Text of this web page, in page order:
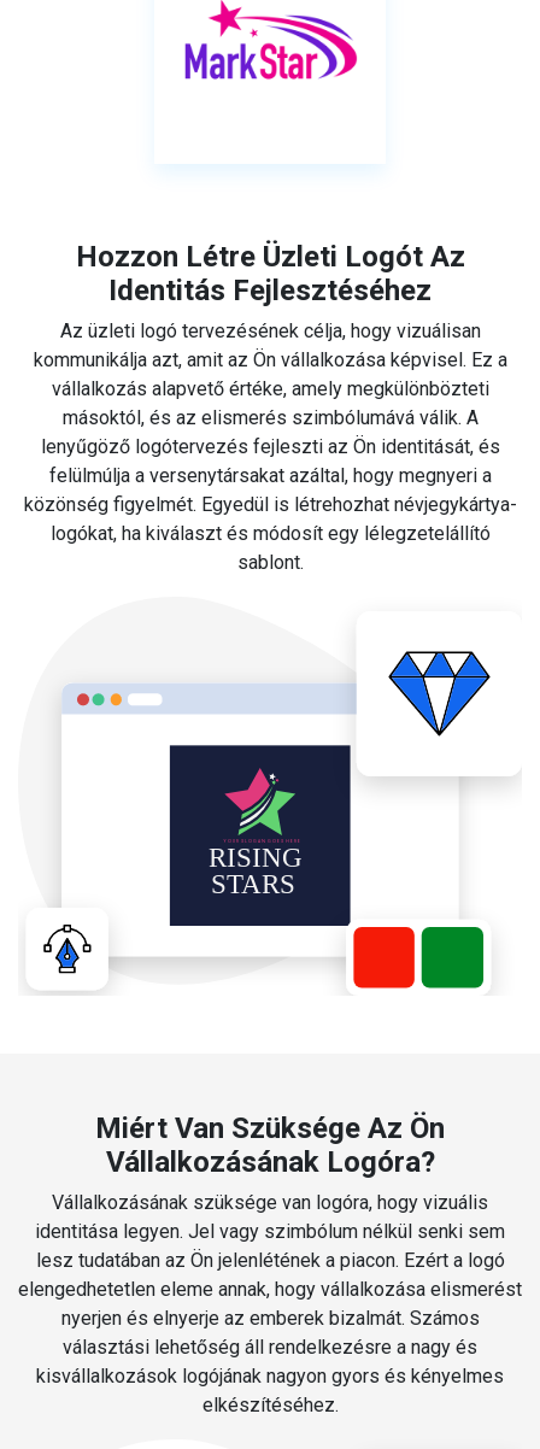
Hozzon Létre Üzleti Logót Az
Identitás Fejlesztéséhez
Az üzleti logó tervezésének célja, hogy vizuálisan
kommunikálja azt, amit az Ön vállalkozása képvisel. Ez a
vállalkozás alapvető értéke, amely megkülönbözteti
másoktól, és az elismerés szimbólumává válik. A
lenyűgöző logótervezés fejleszti az Ön identitását, és
felülmúlja a versenytársakat azáltal, hogy megnyeri a
közönség figyelmét. Egyedül is létrehozhat névjegykártya-
logókat, ha kiválaszt és módosít egy lélegzetelállító
sablont.
Miért Van Szüksége Az Ön
Vállalkozásának Logóra?
Vállalkozásának szüksége van logóra, hogy vizuális
identitása legyen. Jel vagy szimbólum nélkül senki sem
lesz tudatában az Ön jelenlétének a piacon. Ezért a logó
elengedhetetlen eleme annak, hogy vállalkozása elismerést
nyerjen és elnyerje az emberek bizalmát. Számos
választási lehetőség áll rendelkezésre a nagy és
kisvállalkozások logójának nagyon gyors és kényelmes
elkészítéséhez.